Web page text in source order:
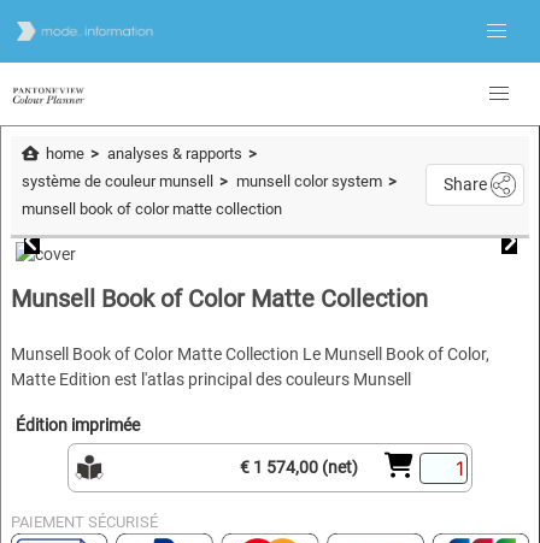
home
analyses & rapports
système de couleur munsell
munsell color system
munsell book of color matte collection
Share
Munsell Book of Color Matte Collection
Munsell Book of Color Matte Collection Le Munsell Book of Color,
Matte Edition est l'atlas principal des couleurs Munsell
Édition imprimée
€ 1 574,00 (net)
PAIEMENT SÉCURISÉ